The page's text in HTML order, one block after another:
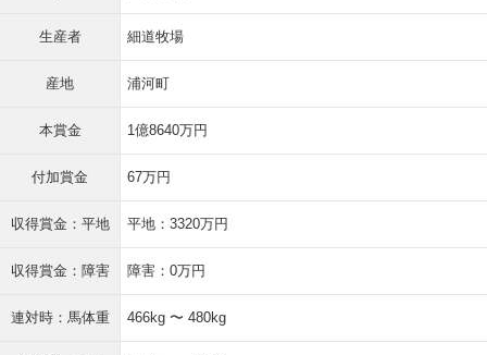
生産者 細道牧場
産地 浦河町
本賞金 1億8640万円
付加賞金 67万円
収得賞金：平地 平地：3320万円
収得賞金：障害 障害：0万円
連対時：馬体重 466kg 〜 480kg